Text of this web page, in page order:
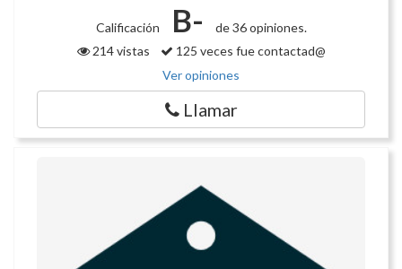
Calificación B-
de 36 opiniones.
214 vistas
125 veces fue contactad@
Ver opiniones
Llamar